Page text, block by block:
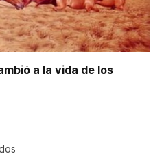
a la vida de los